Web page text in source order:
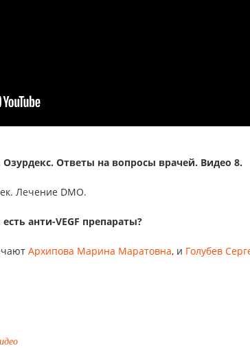
Ответы на вопросы врачей. Видео 8.
Лечение DMO.
анти-VEGF препараты?
Архипова Марина Маратовна, и Голубев